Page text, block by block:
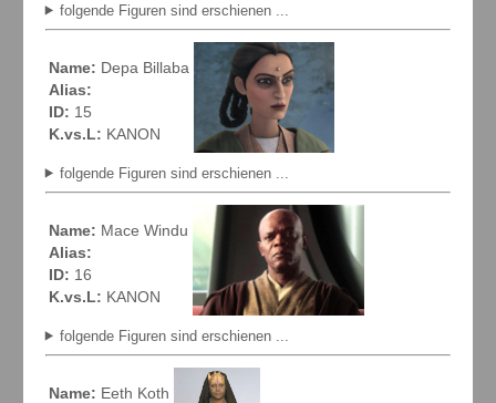
folgende Figuren sind erschienen ...
Name: Depa Billaba
Alias:
ID: 15
K.vs.L: KANON
folgende Figuren sind erschienen ...
Name: Mace Windu
Alias:
ID: 16
K.vs.L: KANON
folgende Figuren sind erschienen ...
Name: Eeth Koth